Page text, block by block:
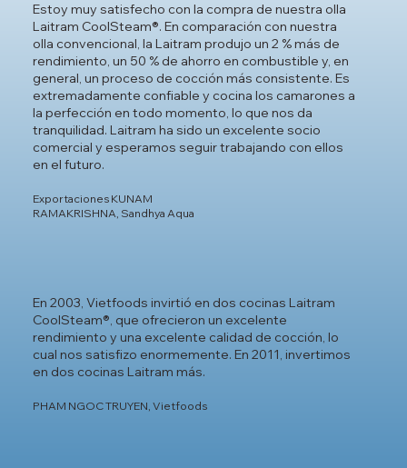
Estoy muy satisfecho con la compra de nuestra olla
Laitram CoolSteam®. En comparación con nuestra
olla convencional, la Laitram produjo un 2 % más de
rendimiento, un 50 % de ahorro en combustible y, en
general, un proceso de cocción más consistente. Es
extremadamente confiable y cocina los camarones a
la perfección en todo momento, lo que nos da
tranquilidad. Laitram ha sido un excelente socio
comercial y esperamos seguir trabajando con ellos
en el futuro.
Exportaciones KUNAM
RAMAKRISHNA, Sandhya Aqua
En 2003, Vietfoods invirtió en dos cocinas Laitram
CoolSteam®, que ofrecieron un excelente
rendimiento y una excelente calidad de cocción, lo
cual nos satisfizo enormemente. En 2011, invertimos
en dos cocinas Laitram más.
PHAM NGOC TRUYEN, Vietfoods